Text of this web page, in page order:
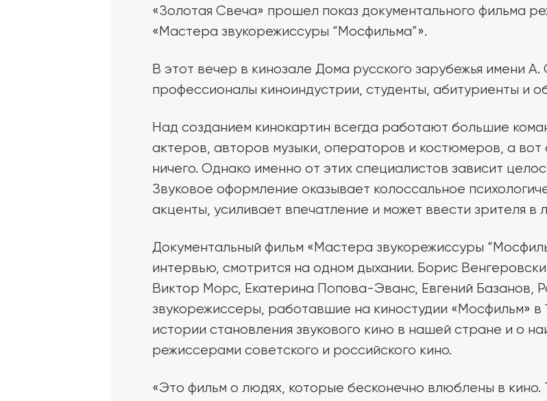
«Золотая Свеча» прошел показ документального фильма
«Мастера звукорежиссуры “Мосфильма”».
В этот вечер в кинозале Дома русского зарубежья имени
профессионалы киноиндустрии, студенты, абитуриенты и
Над созданием кинокартин всегда работают большие
актеров, авторов музыки, операторов и костюмеров, а вот
ничего. Однако именно от этих специалистов зависит
Звуковое оформление оказывает колоссальное
акценты, усиливает впечатление и может ввести зрителя в
Документальный фильм «Мастера звукорежиссуры
интервью, смотрится на одном дыхании. Борис
Виктор Морс, Екатерина Попова-Эванс, Евгений Базанов,
звукорежиссеры, работавшие на киностудии «Мосфильм»
истории становления звукового кино в нашей стране и о
режиссерами советского и российского кино.
«Это фильм о людях, которые бесконечно влюблены в кино.